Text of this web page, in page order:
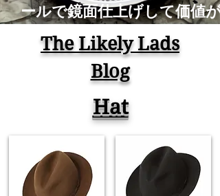
ールで鏡面仕上げして価値が
くなったアルミの古銭！コイ
磨き Old Coins Restoration
Time Lapse ASMR
The Likely Lads
Blog
Hat